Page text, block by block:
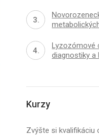
Lyzozómové
diagnostiky a
Kurzy
Zvýšte si kvalifikáciu